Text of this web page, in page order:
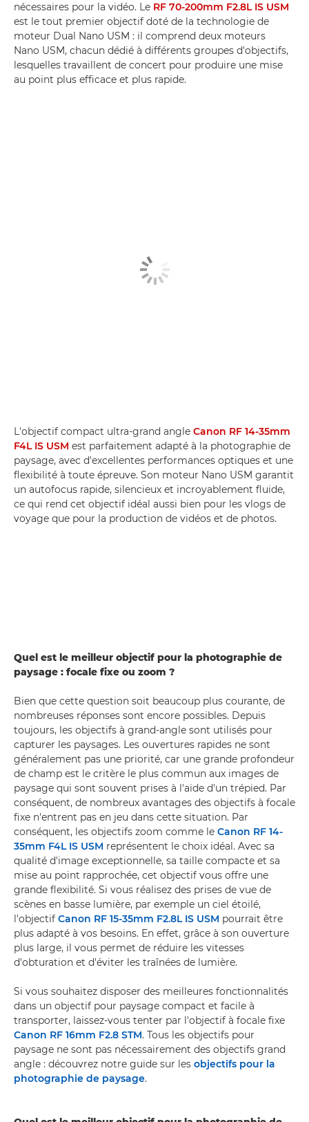
nécessaires pour la vidéo. Le RF 70-200mm F2.8L IS USM
est le tout premier objectif doté de la technologie de
moteur Dual Nano USM : il comprend deux moteurs
Nano USM, chacun dédié à différents groupes d'objectifs,
lesquelles travaillent de concert pour produire une mise
au point plus efficace et plus rapide.
L'objectif compact ultra-grand angle Canon RF 14-35mm
F4L IS USM est parfaitement adapté à la photographie de
paysage, avec d'excellentes performances optiques et une
flexibilité à toute épreuve. Son moteur Nano USM garantit
un autofocus rapide, silencieux et incroyablement fluide,
ce qui rend cet objectif idéal aussi bien pour les vlogs de
voyage que pour la production de vidéos et de photos.
Quel est le meilleur objectif pour la photographie de
paysage : focale fixe ou zoom ?
Bien que cette question soit beaucoup plus courante, de
nombreuses réponses sont encore possibles. Depuis
toujours, les objectifs à grand-angle sont utilisés pour
capturer les paysages. Les ouvertures rapides ne sont
généralement pas une priorité, car une grande profondeur
de champ est le critère le plus commun aux images de
paysage qui sont souvent prises à l'aide d'un trépied. Par
conséquent, de nombreux avantages des objectifs à focale
fixe n'entrent pas en jeu dans cette situation. Par
conséquent, les objectifs zoom comme le Canon RF 14-
35mm F4L IS USM représentent le choix idéal. Avec sa
qualité d'image exceptionnelle, sa taille compacte et sa
mise au point rapprochée, cet objectif vous offre une
grande flexibilité. Si vous réalisez des prises de vue de
scènes en basse lumière, par exemple un ciel étoilé,
l'objectif Canon RF 15-35mm F2.8L IS USM pourrait être
plus adapté à vos besoins. En effet, grâce à son ouverture
plus large, il vous permet de réduire les vitesses
d'obturation et d'éviter les traînées de lumière.
Si vous souhaitez disposer des meilleures fonctionnalités
dans un objectif pour paysage compact et facile à
transporter, laissez-vous tenter par l'objectif à focale fixe
Canon RF 16mm F2.8 STM. Tous les objectifs pour
paysage ne sont pas nécessairement des objectifs grand
angle : découvrez notre guide sur les objectifs pour la
photographie de paysage.